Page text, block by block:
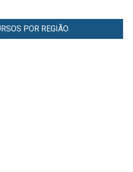
POR REGIÃO